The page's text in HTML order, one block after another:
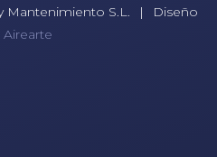
Mantenimiento S.L. |
Diseño
Airearte